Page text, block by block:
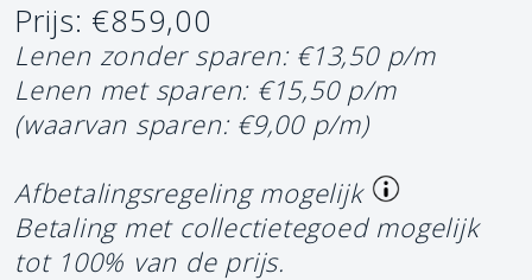
Prijs: €859,00
Lenen zonder sparen: €13,50 p/m
Lenen met sparen: €15,50 p/m
(waarvan sparen: €9,00 p/m)
Afbetalingsregeling mogelijk
Betaling met collectietegoed mogelijk
tot 100% van de prijs.